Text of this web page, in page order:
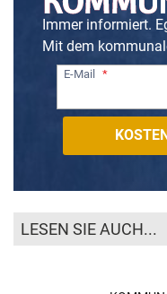
Immer informiert.
Mit dem
E-Mail
LESEN SIE AUCH...